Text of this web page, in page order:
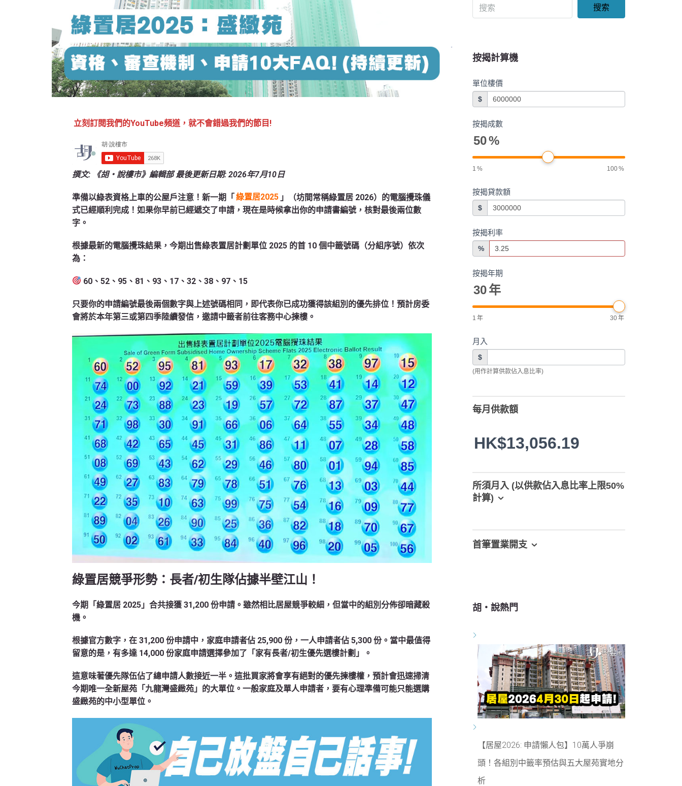
立刻訂閱我們的YouTube頻道，就不會錯過我們的節目!
撰文: 《胡‧說樓市》編輯部 最後更新日期: 2026年7月10日
準備以綠表資格上車的公屋戶注意！新一期「 綠置居2025 」（坊間常稱綠置居 2026）的電腦攪珠儀
式已經順利完成！如果你早前已經遞交了申請，現在是時候拿出你的申請書編號，核對最後兩位數
字。
根據最新的電腦攪珠結果， 今期出售綠表置居計劃單位 2025 的首 10 個中籤號碼（分組序號）依次
為：
60、52、95、81、93、17、32、38、97、15
只要你的申請編號最後兩個數字與上述號碼相同，即代表你已成功獲得該組別的優先排位！預計房委
會將於本年第三或第四季陸續發信，邀請中籤者前往客務中心揀樓。
綠置居競爭形勢：長者/初生隊佔據半壁江山！
今期「綠置居 2025」合共接獲31,200 份申請 。雖然相比居屋競爭較細，但當中的組別分佈卻暗藏殺
機。
根據官方數字，在 31,200 份申請中，家庭申請者佔 25,900 份，一人申請者佔 5,300 份。當中最值得
留意的是，有多達 14,000 份家庭申請選擇參加了「家有長者/初生優先選樓計劃」。
這意味著優先隊伍佔了總申請人數接近一半。這批買家將會享有絕對的優先揀樓權，預計會迅速掃清
今期唯一全新屋苑「九龍灣盛緻苑」的大單位。一般家庭及單人申請者，要有心理準備可能只能選購
盛緻苑的中小型單位。
搜索
按揭計算機
單位樓價
$
按揭成數
50%
1 % 100%
按揭貸款額
$
按揭利率
%
按揭年期
30年
1 年 30年
月入
$
(用作計算供款佔入息比率)
每月供款額
HK$13,056.19
所須月入 (以供款佔入息比率上限50%
計算)
首筆置業開支
胡‧說熱門
【居屋2026: 申請懶人包】10萬人爭崩
頭！各組別中籤率預估與五大屋苑實地分
析